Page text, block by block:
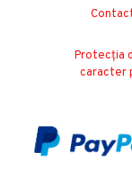
Protecția
caracter